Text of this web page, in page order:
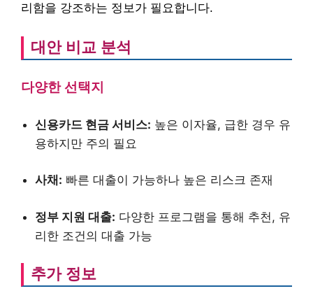
리함을 강조하는 정보가 필요합니다.
대안 비교 분석
다양한 선택지
신용카드 현금 서비스: 높은 이자율, 급한 경우 유
용하지만 주의 필요
사채: 빠른 대출이 가능하나 높은 리스크 존재
정부 지원 대출: 다양한 프로그램을 통해 추천, 유
리한 조건의 대출 가능
추가 정보